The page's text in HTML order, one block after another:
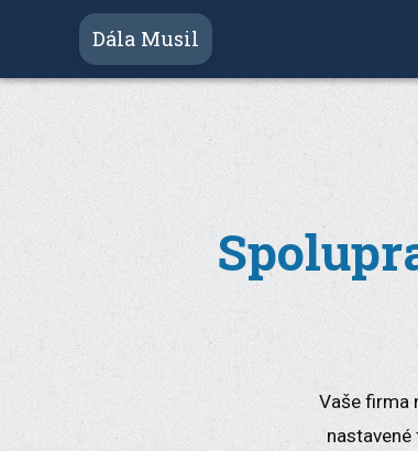
Dála Musil
Vaše firma